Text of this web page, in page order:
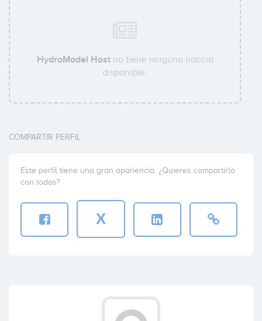
HydroModel Hostno tiene ninguna noticia
disponible.
COMPARTIR PERFIL
Este perfil tiene una gran apariencia. ¿Quieres compartirlo
con todos?
X